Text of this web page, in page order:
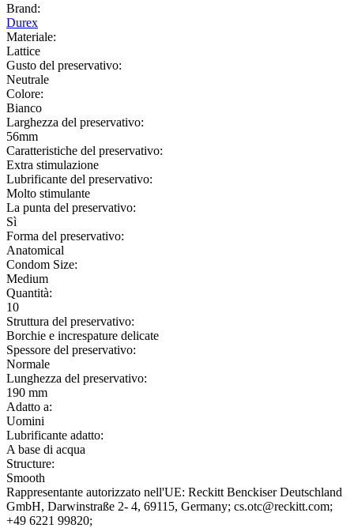
Brand:
Durex
Materiale:
Lattice
Gusto del preservativo:
Neutrale
Colore:
Bianco
Larghezza del preservativo:
56mm
Caratteristiche del preservativo:
Extra stimulazione
Lubrificante del preservativo:
Molto stimulante
La punta del preservativo:
Sì
Forma del preservativo:
Anatomical
Condom Size:
Medium
Quantità:
10
Struttura del preservativo:
Borchie e increspature delicate
Spessore del preservativo:
Normale
Lunghezza del preservativo:
190 mm
Adatto a:
Uomini
Lubrificante adatto:
A base di acqua
Structure:
Smooth
Rappresentante autorizzato nell'UE: Reckitt Benckiser Deutschland
GmbH, Darwinstraße 2- 4, 69115, Germany; cs.otc@reckitt.com;
+49 6221 99820;